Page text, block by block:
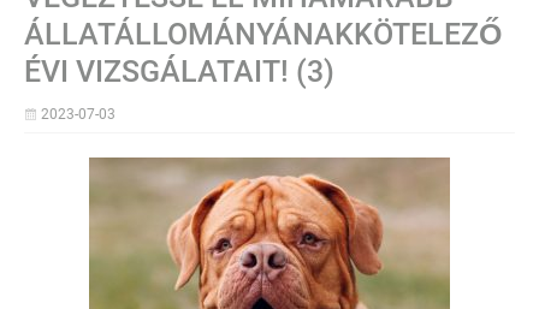
ÁLLATÁLLOMÁNYÁNAKKÖTELEZŐ
ÉVI VIZSGÁLATAIT! (3)
2023-07-03